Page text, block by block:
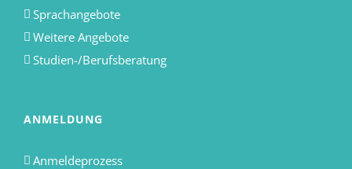
Sprachangebote
Weitere Angebote
Studien-/Berufsberatung
ANMELDUNG
Anmeldeprozess